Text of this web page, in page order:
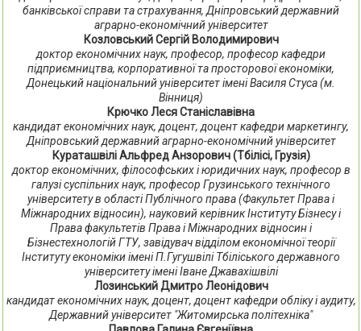
банківської справи та страхування, Дніпровський державний
аграрно-економічний університет
Козловський Сергій Володимирович
доктор економічних наук, професор, професор кафедри
підприємництва, корпоративної та просторової економіки,
Донецький національний університет імені Василя Стуса (м.
Вінниця)
Крючко Леся Станіславівна
кандидат економічних наук, доцент, доцент кафедри маркетингу,
Дніпровський державний аграрно-економічний університет
Кураташвілі Альфред Анзорович (Тбілісі, Грузія)
доктор економічних, філософських і юридичних наук, професор в
галузі суспільних наук, професор Грузинського технічного
університету в області Публічного права (Факультет Права і
Міжнародних відносин), науковий керівник Інституту Бізнесу і
Права факультетів Права і Міжнародних відносин і
Бізнестехнологій ГТУ, завідувач відділом економічної теорії
Інституту економіки імені П.Гугушвілі Тбіліського державного
університету імені Іване Джавахішвілі
Лозинський Дмитро Леонідович
кандидат економічних наук, доцент, доцент кафедри обліку і аудиту,
Державний університет "Житомирська політехніка"